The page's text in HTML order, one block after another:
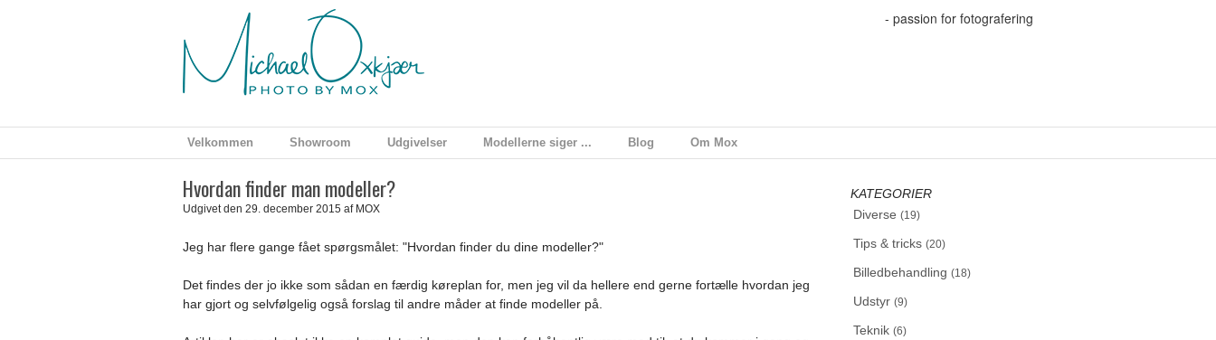
- passion for fotografering
Velkommen Showroom Udgivelser Modellerne siger ... Blog Om Mox
Hvordan finder man modeller?
Udgivet den 29. december 2015 af MOX
Jeg har flere gange fået spørgsmålet: "Hvordan finder du dine modeller?"
Det findes der jo ikke som sådan en færdig køreplan for, men jeg vil da hellere end gerne fortælle hvordan jeg
har gjort og selvfølgelig også forslag til andre måder at finde modeller på.
KATEGORIER
Diverse (19)
Tips & tricks (20)
Billedbehandling (18)
Udstyr (9)
Teknik (6)